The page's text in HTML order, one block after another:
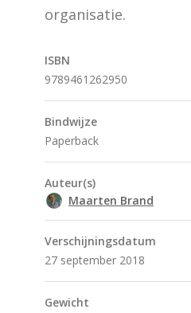
organisatie.
ISBN
9789461262950
Bindwijze
Paperback
Auteur(s)
Maarten Brand
Verschijningsdatum
27 september 2018
Gewicht